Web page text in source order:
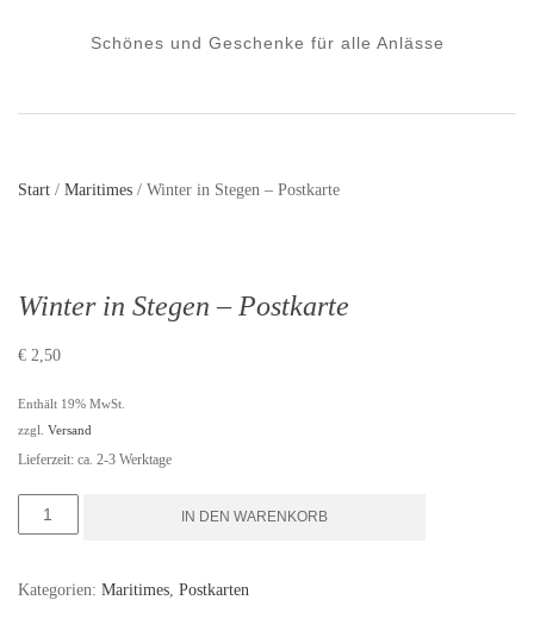
Schönes und Geschenke für alle Anlässe
Start / Maritimes / Winter in Stegen – Postkarte
Winter in Stegen – Postkarte
€ 2,50
Enthält 19% MwSt.
zzgl. Versand
Lieferzeit: ca. 2-3 Werktage
Winter
IN DEN WARENKORB
Kategorien: Maritimes, Postkarten